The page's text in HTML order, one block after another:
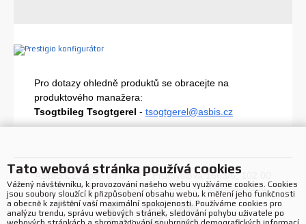
Pro dotazy ohledně produktů se obracejte na
produktového manažera:
Tsogtbileg Tsogtgerel - tsogtgerel@asbis.cz
ASBIS CZ, spol. s r.o. | Průmyslová 1663/6, 102 00
Praha 10 | +420 272 117 111 |info@asbis.cz
Tato webová stránka používá cookies
Vážený návštěvníku, k provozování našeho webu využíváme cookies. Cookies
jsou soubory sloužící k přizpůsobení obsahu webu, k měření jeho funkčnosti
a obecně k zajištění vaší maximální spokojenosti. Používáme cookies pro
analýzu trendu, správu webových stránek, sledování pohybu uživatele po